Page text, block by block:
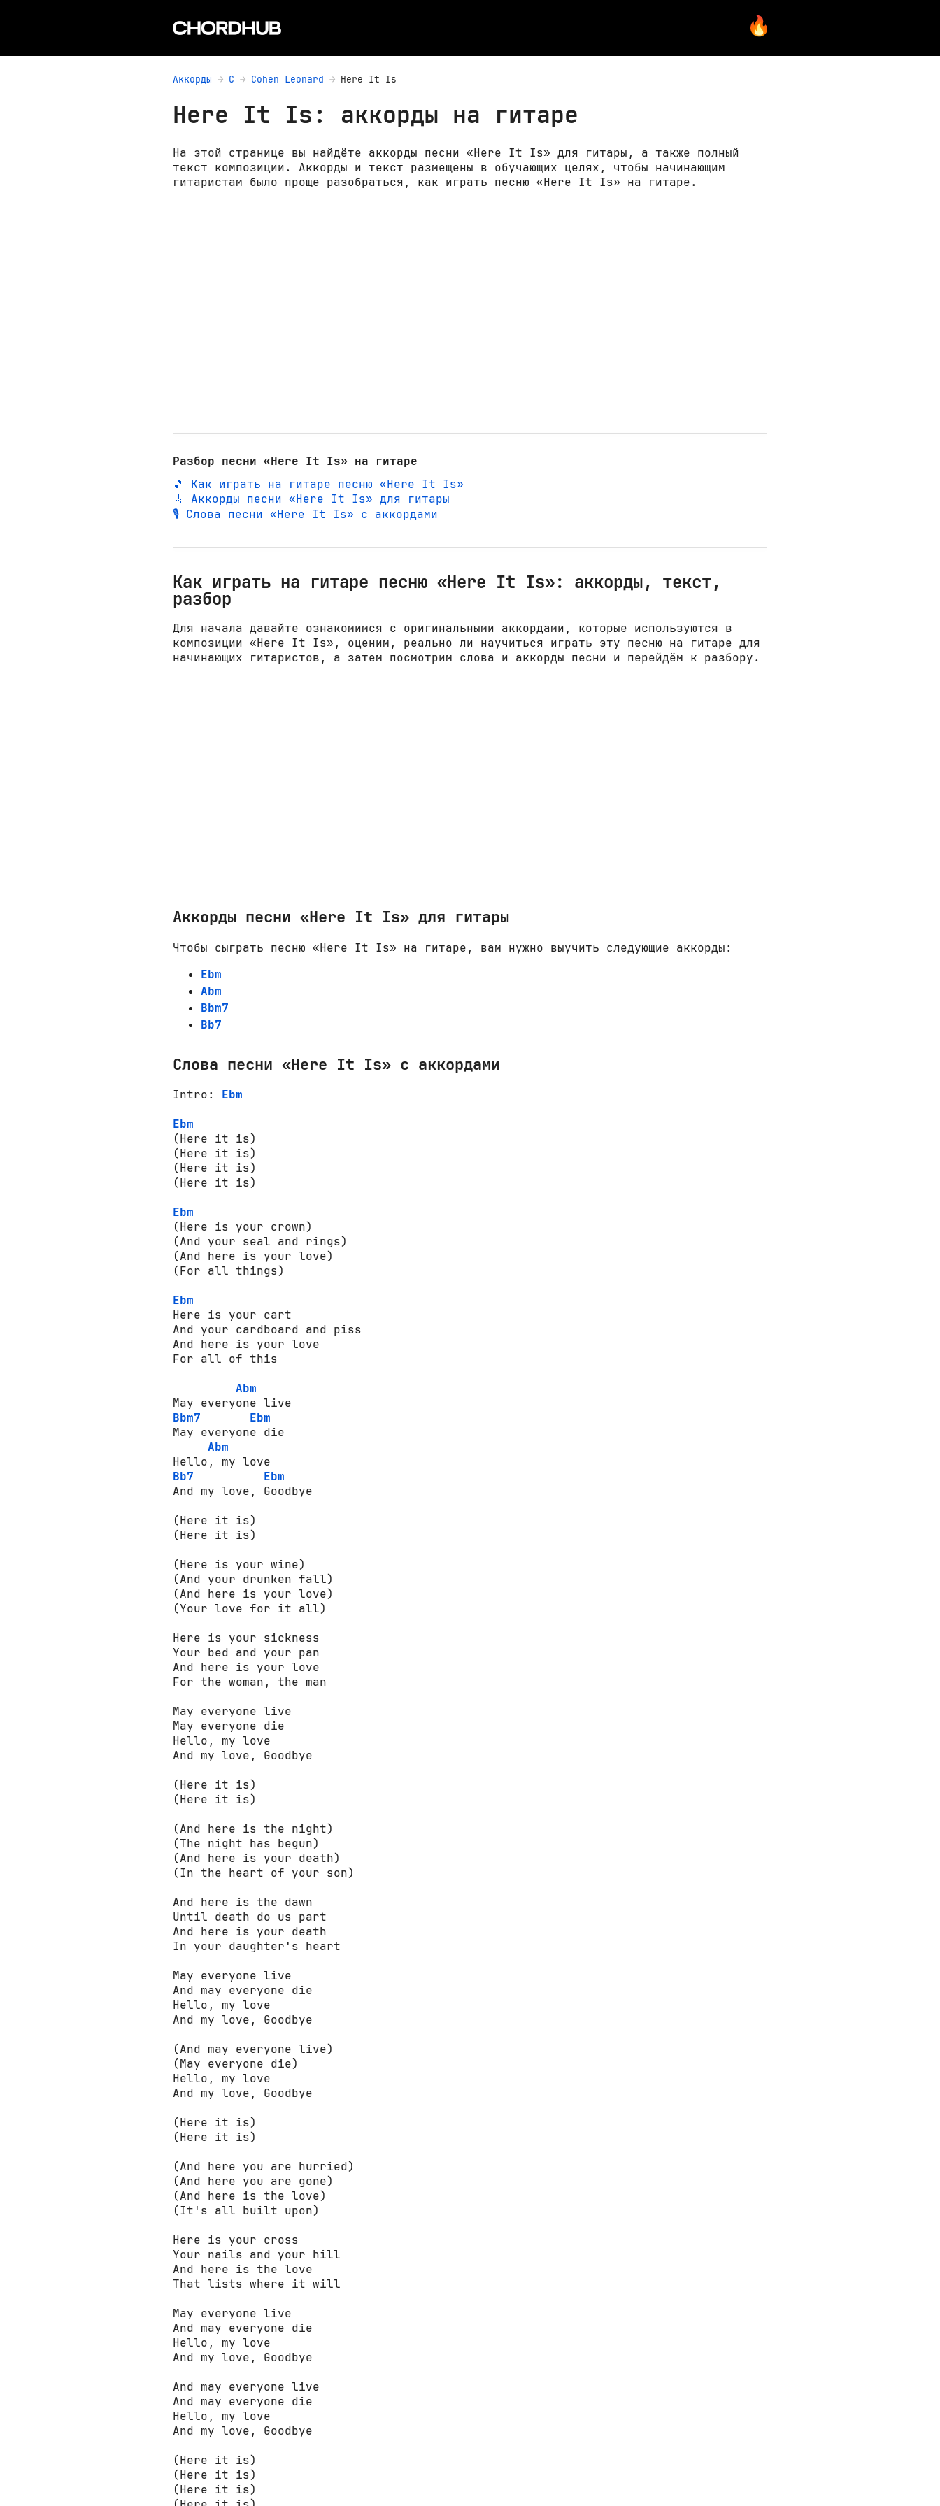
Аккорды C Cohen Leonard Here It Is
Here It Is: аккорды на гитаре
На этой странице вы найдёте аккорды песни «Here It Is» для гитары, а также полный
текст композиции. Аккорды и текст размещены в обучающих целях, чтобы начинающим
гитаристам было проще разобраться, как играть песню «Here It Is» на гитаре.
Разбор песни «Here It Is» на гитаре
🎵 Как играть на гитаре песню «Here It Is»
🎸 Аккорды песни «Here It Is» для гитары
🎙️ Слова песни «Here It Is» с аккордами
Как играть на гитаре песню «Here It Is»: аккорды, текст,
разбор
Для начала давайте ознакомимся с оригинальными аккордами, которые используются в
композиции «Here It Is», оценим, реально ли научиться играть эту песню на гитаре для
начинающих гитаристов, а затем посмотрим слова и аккорды песни и перейдём к разбору.
Аккорды песни «Here It Is» для гитары
Чтобы сыграть песню «Here It Is» на гитаре, вам нужно выучить следующие аккорды:
Ebm
Abm
Bbm7
Bb7
Слова песни «Here It Is» с аккордами
Intro: Ebm
Ebm
(Here it is)
(Here it is)
(Here it is)
(Here it is)
Ebm
(Here is your crown)
(And your seal and rings)
(And here is your love)
(For all things)
Ebm
Here is your cart
And your cardboard and piss
And here is your love
For all of this
Abm
Bbm7
Ebm
May everyone die
Abm
Bb7
Ebm
And my love, Goodbye
(Here it is)
(Here it is)
(Here is your wine)
(And your drunken fall)
(And here is your love)
(Your love for it all)
Here is your sickness
Your bed and your pan
And here is your love
For the woman, the man
May everyone live
May everyone die
Hello, my love
And my love, Goodbye
(Here it is)
(Here it is)
(And here is the night)
(The night has begun)
(And here is your death)
(In the heart of your son)
And here is the dawn
Until death do us part
And here is your death
In your daughter's heart
May everyone live
And may everyone die
Hello, my love
And my love, Goodbye
(And may everyone live)
(May everyone die)
Hello, my love
And my love, Goodbye
(Here it is)
(Here it is)
(And here you are hurried)
(And here you are gone)
(And here is the love)
(It's all built upon)
Here is your cross
Your nails and your hill
And here is the love
That lists where it will
May everyone live
And may everyone die
Hello, my love
And my love, Goodbye
And may everyone live
And may everyone die
Hello, my love
And my love, Goodbye
(Here it is)
(Here it is)
(Here it is)